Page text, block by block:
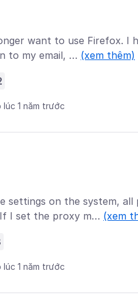
want to use Firefox. I
to my email, … (xem thêm)
1 năm trước
settings on the system,
I set the proxy m… (xem
1 năm trước